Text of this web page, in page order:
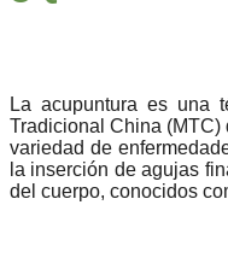
La acupuntura es una
Tradicional China (MTC)
variedad de
la inserción de agujas
del cuerpo, conocidos